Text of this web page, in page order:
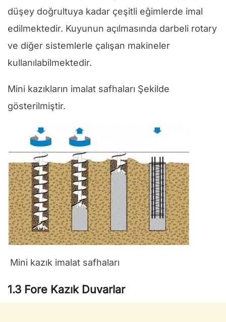
düşey doğrultuya kadar çeşitli eğimlerde imal
edilmektedir. Kuyunun açılmasında darbeli rotary
ve diğer sistemlerle çalışan makineler
kullanılabilmektedir.
Mini kazıkların imalat safhaları Şekilde
gösterilmiştir.
Mini kazık imalat safhaları
1.3 Fore Kazık Duvarlar